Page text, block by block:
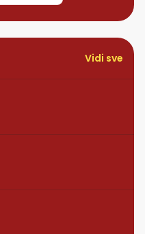
Vidi sve